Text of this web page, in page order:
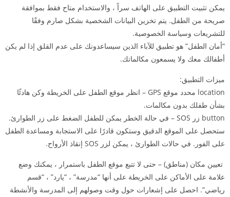
يمكن تثبيت التطبيق على الهاتف سراً ، والاستخدام متاح فقط بموافقة
صريحة من الطفل. يتم تخزين البيانات الشخصية بشكل صارم وفقًا
للتشريعات وسياسة الخصوصية.
“أمان الطفل” هو تطبيق للآباء الذين سيساعدونك على عدم القلق إذا لم يكن
أطفالك معك ولا يسمعون مكالماتك.
ميزات التطبيق:
location محدد موقع GPS – انظر موقع الطفل على الخريطة وكن هادئًا
بشأن طفلك بدون مكالمات.
button زر SOS – في حالة الخطر يمكن للطفل الضغط على زر الطوارئ.
ستحصل على الموقع الدقيق وستكون قادرًا على الاستجابة ومساعدة الطفل
على الفور. في حالات الطوارئ ، يمكن لزر SOS إنقاذ الأرواح.
️ تعيين مكان (مناطق) – حتى لا تتبع موقع الطفل باستمرار ، يمكنك وضع
علامة على الأماكن على الخريطة على أنها “مدرسة” ، “يارد” ، “قسم
رياضي”. احصل على إشعارات حول وقت وصولهم إلى المدرسة والأنشطة